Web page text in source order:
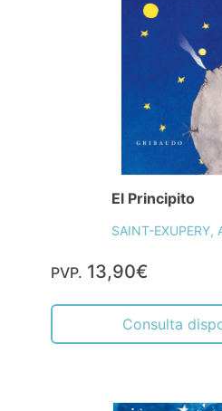
El Principito
SAINT-EXUPERY,
PVP. 13,90€
Consulta